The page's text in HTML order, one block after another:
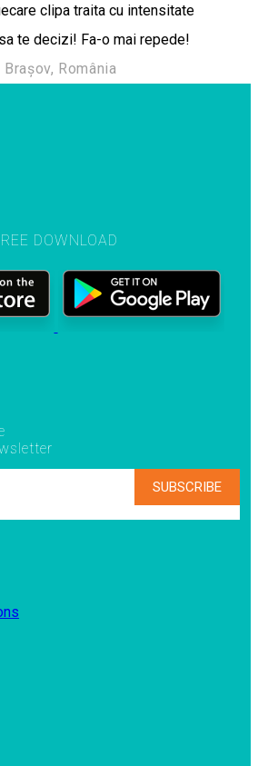
clipa traita cu intensitate
te decizi! Fa-o mai repede!
România
DOWNLOAD